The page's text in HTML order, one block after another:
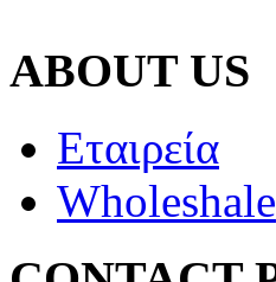
ABOUT US
Εταιρεία
Wholeshale